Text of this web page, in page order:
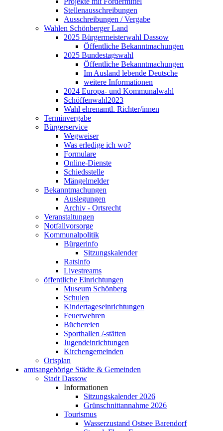
Stellenausschreibungen
Ausschreibungen / Vergabe
Wahlen Schönberger Land
2025 Bürgermeisterwahl Dassow
Öffentliche Bekanntmachungen
2025 Bundestagswahl
Öffentliche Bekanntmachungen
Im Ausland lebende Deutsche
weitere Informationen
2024 Europa- und Kommunalwahl
Schöffenwahl2023
Wahl ehrenamtl. Richter/innen
Terminvergabe
Bürgerservice
Wegweiser
Was erledige ich wo?
Formulare
Online-Dienste
Schiedsstelle
Mängelmelder
Bekanntmachungen
Auslegungen
Archiv - Ortsrecht
Veranstaltungen
Notfallvorsorge
Kommunalpolitik
Bürgerinfo
Sitzungskalender
Ratsinfo
Livestreams
öffentliche Einrichtungen
Museum Schönberg
Schulen
Kindertageseinrichtungen
Feuerwehren
Büchereien
Sporthallen /-stätten
Jugendeinrichtungen
Kirchengemeinden
Ortsplan
amtsangehörige Städte & Gemeinden
Stadt Dassow
Informationen
Sitzungskalender 2026
Grünschnittannahme 2026
Tourismus
Wasserzustand Ostsee Barendorf